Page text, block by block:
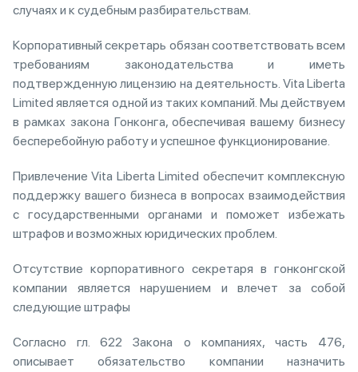
случаях и к судебным разбирательствам.
Корпоративный секретарь обязан соответствовать всем
требованиям законодательства и иметь
подтвержденную лицензию на деятельность. Vita Liberta
Limited является одной из таких компаний. Мы действуем
в рамках закона Гонконга, обеспечивая вашему бизнесу
бесперебойную работу и успешное функционирование.
Привлечение Vita Liberta Limited обеспечит комплексную
поддержку вашего бизнеса в вопросах взаимодействия
с государственными органами и поможет избежать
штрафов и возможных юридических проблем.
Отсутствие корпоративного секретаря в гонконгской
компании является нарушением и влечет за собой
следующие штрафы
Согласно гл. 622 Закона о компаниях, часть 476,
описывает обязательство компании назначить